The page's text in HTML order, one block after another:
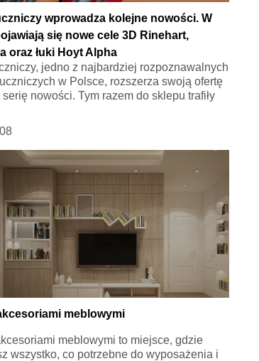
wprowadza kolejne nowości. W
się nowe cele 3D Rinehart,
oraz łuki Hoyt Alpha
jedno z najbardziej rozpoznawalnych
w Polsce, rozszerza swoją ofertę
nowości. Tym razem do sklepu trafiły
meblowymi
meblowymi to miejsce, gdzie
wszystko, co potrzebne do wyposażenia i